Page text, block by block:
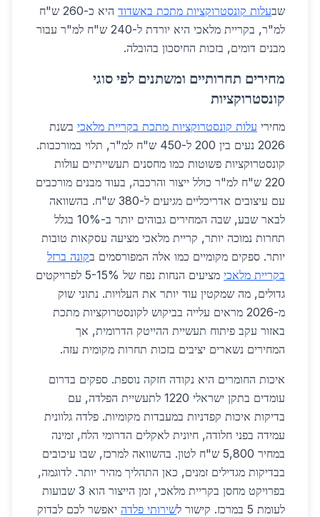
שבעלות קונסטרוקציות מתכת באשדוד
היא כ-260 ש"ח
למ"ר, בקריית מלאכי היא יורדת ל-240 ש"ח למ"ר עבור
מבנים דומים, בזכות החיסכון בהובלה.
מחירים תחרותיים ומשתנים לפי סוגי
קונסטרוקציות
מחירי עלות קונסטרוקציות מתכת בקריית מלאכי בשנת
2026 נעים בין 200 ל-450 ש"ח למ"ר, תלוי במורכבות.
קונסטרוקציות פשוטות כמו מחסנים תעשייתיים עולות
220 ש"ח למ"ר כולל ייצור והרכבה, בעוד מבנים מורכבים
עם עיצובים אדריכליים מגיעים ל-380 ש"ח. בהשוואה
לבאר שבע, שבה המחירים גבוהים יותר ב-10% בגלל
תחרות נמוכה יותר, קריית מלאכי מציעה עסקאות טובות
יותר. ספקים מקומיים כמו אלה המפורסמים בקונה ברזל
בקריית מלאכי
מציעים הנחות נפח של 5-15% לפרויקטים
גדולים, מה שמקטין עוד יותר את העלויות. נתוני שוק
מ-2026 מראים עלייה בביקוש לקונסטרוקציות מתכת
באזור עקב פיתוח תעשיית ההייטק הדרומית, אך
המחירים נשארים יציבים בזכות תחרות מקומית עזה.
איכות החומרים היא נקודה חזקה נוספת. ספקים בדרום
עומדים בתקן ישראלי 1220 לתעשיית הפלדה, עם
בדיקות איכות קפדניות במעבדות מקומיות. פלדה גלוונית
עמידה בפני חלודה, חיונית לאקלים הדרומי הלח, זמינה
במחיר 5,800 ש"ח לטון. בהשוואה למרכז, שבו עיכובים
בבדיקות מגדילים זמנים, כאן התהליך מהיר יותר. לדוגמה,
בפרויקט מחסן בקריית מלאכי, זמן הייצור הוא 3 שבועות
לעומת 5 במרכז. קישור ל
שירותי פלדה יאפשר לכם לבדוק